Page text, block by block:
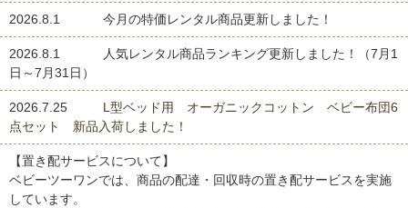
2026.8.1 今月の特価レンタル商品更新しました！
2026.8.1
人気レンタル商品ランキング更新しました！（7月1
日～7月31日）
2026.7.25
L型ベッド用 オーガニックコットン ベビー布団6
点セット 新品入荷しました！
【置き配サービスについて】
ベビーツーワンでは、商品の配達・回収時の置き配サービスを実施
しています。